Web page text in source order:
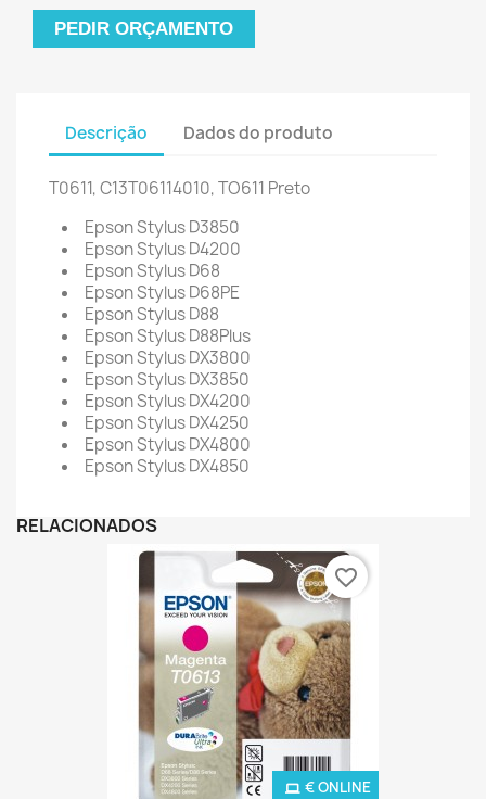
PEDIR ORÇAMENTO
Descrição Dados do produto
T0611, C13T06114010, TO611 Preto
Epson Stylus D3850
Epson Stylus D4200
Epson Stylus D68
Epson Stylus D68PE
Epson Stylus D88
Epson Stylus D88Plus
Epson Stylus DX3800
Epson Stylus DX3850
Epson Stylus DX4200
Epson Stylus DX4250
Epson Stylus DX4800
Epson Stylus DX4850
RELACIONADOS
€ ONLINE
favorite_border